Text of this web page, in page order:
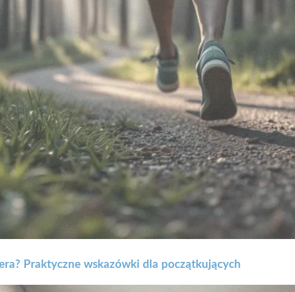
Praktyczne wskazówki dla początkujących